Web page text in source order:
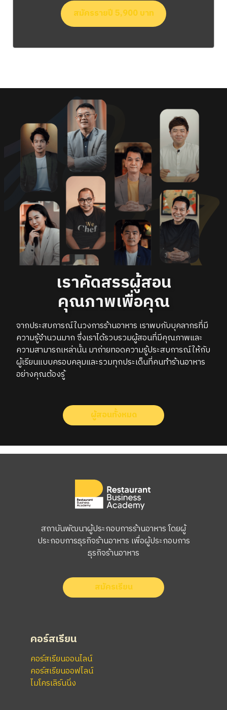
สมัครรายปี 5,900 บาท
เราคัดสรรผู้สอน
คุณภาพเพื่อคุณ
จากประสบการณ์ในวงการร้านอาหาร เราพบกับบุคลากรที่มี
ความรู้จำนวนมาก​ ซึ่งเราได้รวบรวมผู้สอนที่มีคุณภาพและ
ความสามารถเหล่านั้น มาถ่ายทอดความรู้ประสบการณ์ให้กับ
ผู้เรียนแบบครอบคลุมและรวมทุกประเด็นที่คนทำร้านอาหาร
อย่างคุณต้องรู้
ผู้สอนทั้งหมด
สถาบันพัฒนาผู้ประกอบการร้านอาหาร โดยผู้
ประกอบการธุรกิจร้านอาหาร เพื่อผู้ประกอบการ
ธุรกิจร้านอาหาร
สมัครเรียน
คอร์สเรียน
คอร์สเรียนออนไลน์
คอร์สเรียนออฟไลน์
ไมโครเลิร์นนิ่ง